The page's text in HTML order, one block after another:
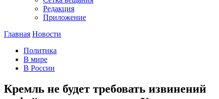
Редакция
Приложение
Главная Новости
Политика
В мире
В России
Кремль не будет требовать извинений